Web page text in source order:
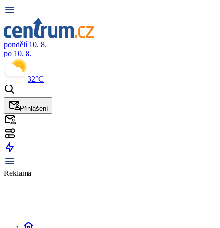
pondělí 10. 8.
po 10. 8.
32°C
Přihlášení
Reklama